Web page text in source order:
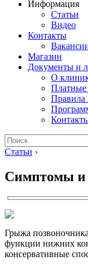
Информация
Статьи
Видео
Контакты
Магазин
Документы и
О
Платные
Правила
Статьи ›
Симптомы и
Грыжа
функции нижних
консервативные